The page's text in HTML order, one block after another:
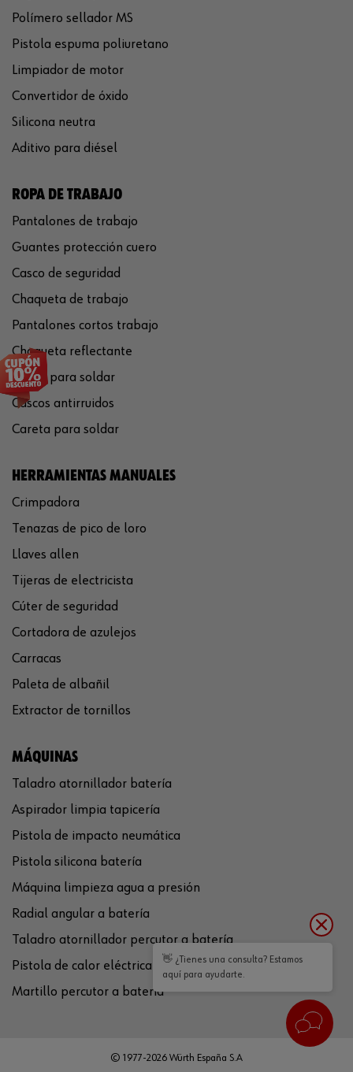
Polímero sellador MS
Pistola espuma poliuretano
Limpiador de motor
Convertidor de óxido
Silicona neutra
Aditivo para diésel
ROPA DE TRABAJO
Pantalones de trabajo
Guantes protección cuero
Casco de seguridad
Chaqueta de trabajo
Pantalones cortos trabajo
Chaqueta reflectante
Gafas para soldar
Cascos antirruidos
Careta para soldar
HERRAMIENTAS MANUALES
Crimpadora
Tenazas de pico de loro
Llaves allen
Tijeras de electricista
Cúter de seguridad
Cortadora de azulejos
Carracas
Paleta de albañil
Extractor de tornillos
MÁQUINAS
Taladro atornillador batería
Aspirador limpia tapicería
Pistola de impacto neumática
Pistola silicona batería
Máquina limpieza agua a presión
Radial angular a batería
Taladro atornillador percutor a batería
Pistola de calor eléctrica
Martillo percutor a batería
© 1977-2026 Würth España S.A
👋 ¿Tienes una consulta? Estamos
aquí para ayudarte.